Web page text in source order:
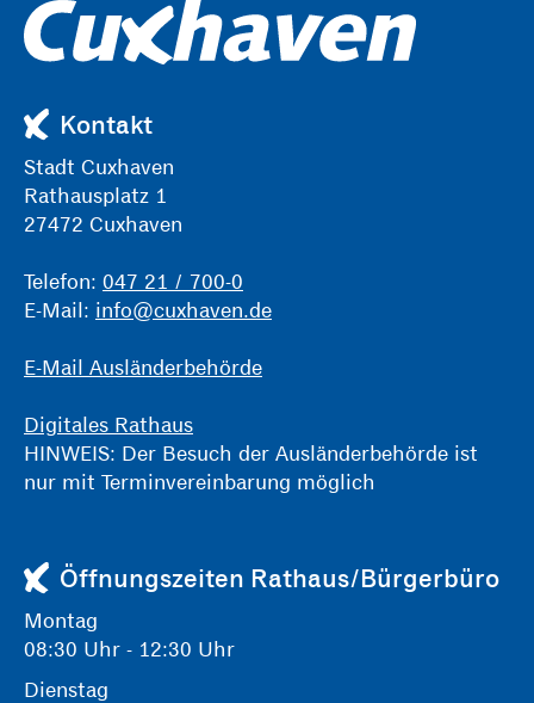
Kontakt
Stadt Cuxhaven
Rathausplatz 1
27472 Cuxhaven
Telefon: 047 21 / 700-0
E-Mail: info@cuxhaven.de
E-Mail Ausländerbehörde
Digitales Rathaus
HINWEIS: Der Besuch der Ausländerbehörde ist
nur mit Terminvereinbarung möglich
Öffnungszeiten Rathaus/Bürgerbüro
Montag
08:30 Uhr - 12:30 Uhr
Dienstag